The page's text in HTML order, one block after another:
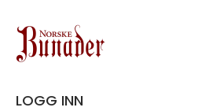
LOGG INN